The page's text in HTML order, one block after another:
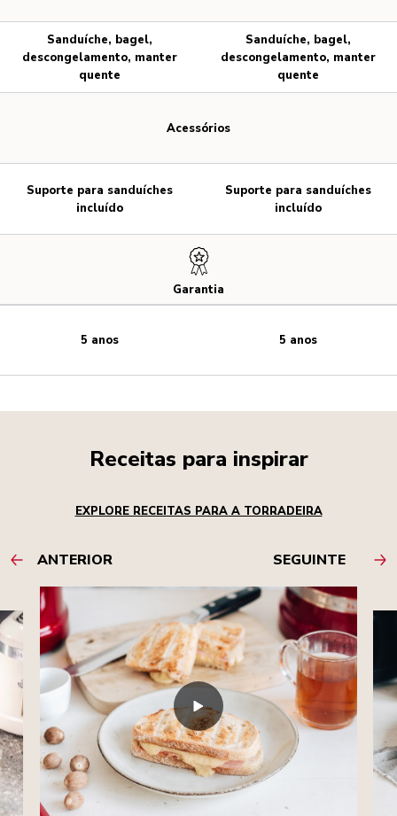
Acessórios
Garantia
Sanduíche, bagel,
descongelamento, manter
quente
Suporte para sanduíches
incluído
5 anos
Sanduíche, bagel,
descongelamento, manter
quente
Suporte para sanduíches
incluído
5 anos
Receitas para inspirar
EXPLORE RECEITAS PARA A TORRADEIRA
ANTERIOR SEGUINTE